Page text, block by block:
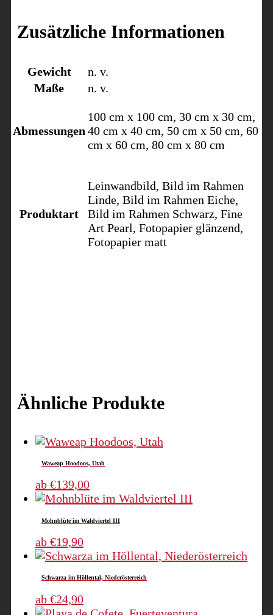
Zusätzliche Informationen
Gewicht
n. v.
Maße
n. v.
Abmessungen
100 cm x 100 cm, 30 cm x 30 cm,
40 cm x 40 cm, 50 cm x 50 cm, 60
cm x 60 cm, 80 cm x 80 cm
Produktart
Leinwandbild, Bild im Rahmen
Linde, Bild im Rahmen Eiche,
Bild im Rahmen Schwarz, Fine
Art Pearl, Fotopapier glänzend,
Fotopapier matt
Ähnliche Produkte
Waweap Hoodoos, Utah
ab €139,00Dieses
Produkt
mehrere
auf.
Optionen
auf
Mohnblüte im Waldviertel III
ab €19,90Dieses
Produkt
mehrere
Varianten
auf.
Schwarza im Höllental, Niederösterreich
ab €24,90Dieses
Produkt